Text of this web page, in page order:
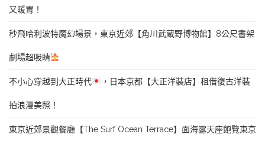
又暖胃！
秒飛哈利波特魔幻場景，東京近郊【角川武蔵野博物館】8公尺書架
劇場超吸睛
不小心穿越到大正時代 ，日本京都【大正洋裝店】租借復古洋裝
拍浪漫美照！
東京近郊景觀餐廳【The Surf Ocean Terrace】面海露天座飽覽東京